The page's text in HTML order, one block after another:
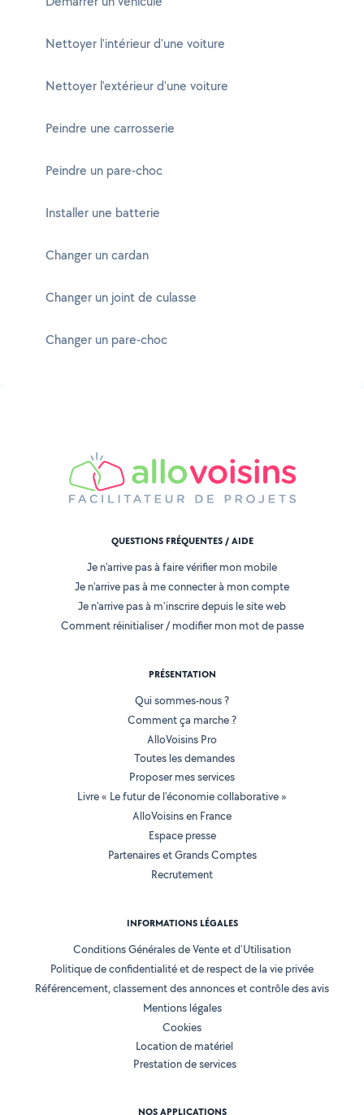
Nettoyer l'intérieur d'une voiture
Nettoyer l'extérieur d'une voiture
Peindre une carrosserie
Peindre un pare-choc
Installer une batterie
Changer un cardan
Changer un joint de culasse
Changer un pare-choc
QUESTIONS FRÉQUENTES / AIDE
Je n'arrive pas à faire vérifier mon mobile
Je n'arrive pas à me connecter à mon compte
Je n'arrive pas à m'inscrire depuis le site web
Comment réinitialiser / modifier mon mot de passe
PRÉSENTATION
Qui sommes-nous ?
Comment ça marche ?
AlloVoisins Pro
Toutes les demandes
Proposer mes services
Livre « Le futur de l'économie collaborative »
AlloVoisins en France
Espace presse
Partenaires et Grands Comptes
Recrutement
INFORMATIONS LÉGALES
Conditions Générales de Vente et d'Utilisation
Politique de confidentialité et de respect de la vie privée
Référencement, classement des annonces et contrôle des avis
Mentions légales
Cookies
Location de matériel
Prestation de services
NOS APPLICATIONS